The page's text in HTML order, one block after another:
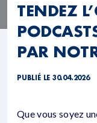
TENDEZ
PAR
PUBLIÉ LE 30.04.2026
Que vous soyez